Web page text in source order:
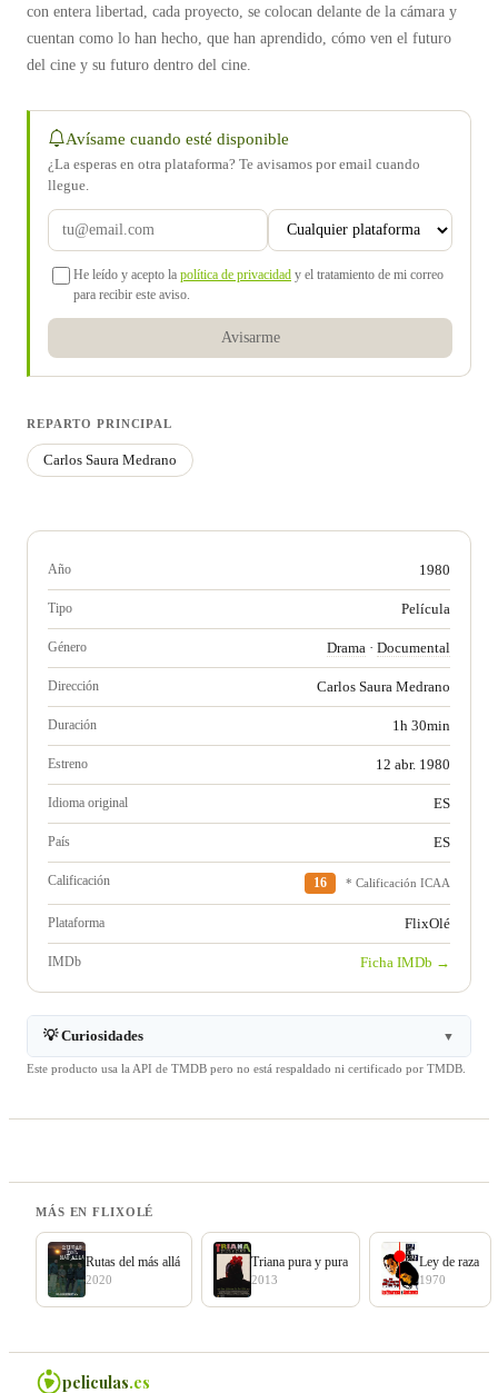
con entera libertad, cada proyecto, se colocan delante de la cámara y
cuentan como lo han hecho, que han aprendido, cómo ven el futuro
del cine y su futuro dentro del cine.
Avísame cuando esté disponible
¿La esperas en otra plataforma? Te avisamos por email cuando
llegue.
He leído y acepto la política de privacidad y el tratamiento de mi correo
para recibir este aviso.
Avisarme
REPARTO PRINCIPAL
Carlos Saura Medrano
Año 1980
Tipo Película
Género Drama · Documental
Dirección Carlos Saura Medrano
Duración 1h 30min
Estreno 12 abr. 1980
Idioma original ES
País ES
Calificación 16 * Calificación ICAA
Plataforma FlixOlé
IMDb Ficha IMDb →
💡 Curiosidades ▼
Este producto usa la API de TMDB pero no está respaldado ni certificado por TMDB.
MÁS EN FLIXOLÉ
Rutas del más allá
2020
Triana pura y pura
2013
Ley de raza
1970
peliculas.es